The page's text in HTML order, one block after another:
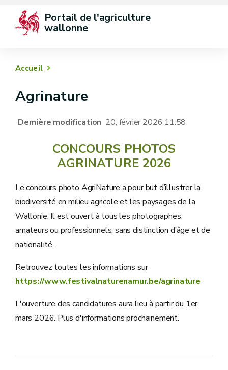
Portail de l'agriculture
wallonne
Accueil
Agrinature
Dernière modification 20, février 2026 11:58
CONCOURS PHOTOS
AGRINATURE 2026
Le concours photo AgriNature a pour but d’illustrer la
biodiversité en milieu agricole et les paysages de la
Wallonie. Il est ouvert à tous les photographes,
amateurs ou professionnels, sans distinction d’âge et de
nationalité.
Retrouvez toutes les informations sur
https://www.festivalnaturenamur.be/agrinature
L'ouverture des candidatures aura lieu à partir du 1er
mars 2026. Plus d'informations prochainement.